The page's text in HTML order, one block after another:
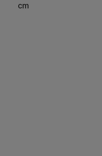
cm